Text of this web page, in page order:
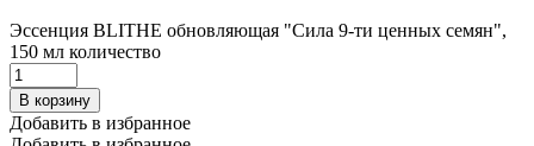
Эссенция BLITHE обновляющая "Сила 9-ти ценных семян",
150 мл количество
В корзину
Добавить в избранное